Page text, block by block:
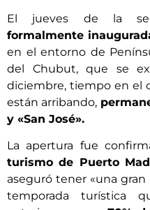
El jueves de la
formalmente
en el entorno de
del Chubut, que se
diciembre, tiempo en el
están arribando,
y «San José».
La apertura fue
turismo de Puerto
aseguró tener «una
temporada turística